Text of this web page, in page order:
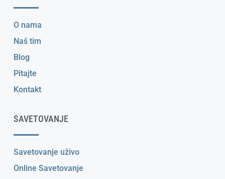
O nama
Naš tim
Blog
Pitajte
Kontakt
SAVETOVANJE
Savetovanje uživo
Online Savetovanje